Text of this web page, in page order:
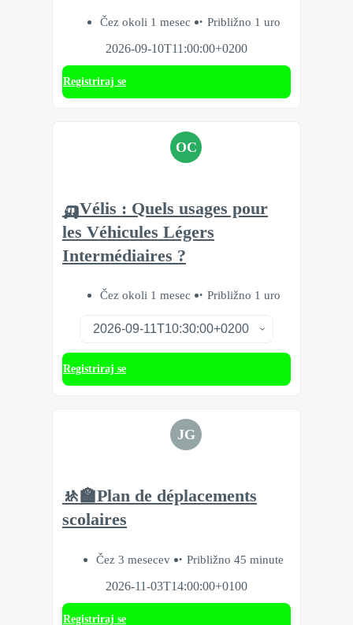
Čez okoli 1 mesec
Približno 1 uro
2026-09-10T11:00:00+0200
Registriraj se
OC
🛺Vélis : Quels usages pour
les Véhicules Légers
Intermédiaires ?
Čez okoli 1 mesec Približno 1 uro
Registriraj se
JG
🚸🏫Plan de déplacements
scolaires
Čez 3 mesecev
Približno 45 minute
2026-11-03T14:00:00+0100
Registriraj se